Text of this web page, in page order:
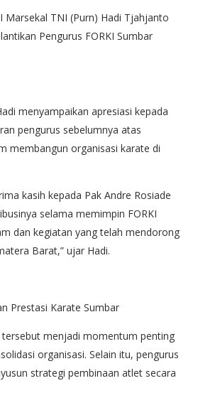
Marsekal TNI (Purn) Hadi Tjahjanto
Pengurus FORKI Sumbar
menyampaikan apresiasi kepada
pengurus sebelumnya atas
membangun organisasi karate di
kasih kepada Pak Andre Rosiade
selama memimpin FORKI
dan kegiatan yang telah mendorong
Barat,” ujar Hadi.
Prestasi Karate Sumbar
tersebut menjadi momentum penting
organisasi. Selain itu, pengurus
strategi pembinaan atlet secara